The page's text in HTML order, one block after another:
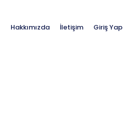
Hakkımızda İletişim Giriş Yap